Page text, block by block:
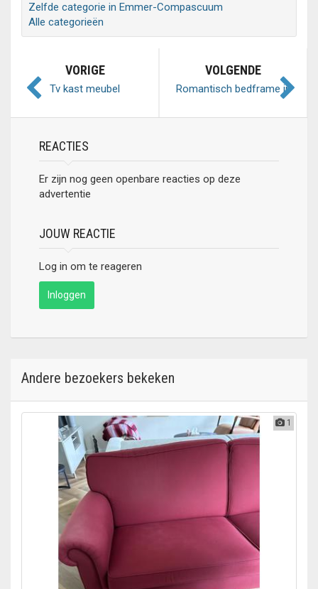
Zelfde categorie in Emmer-Compascuum
Alle categorieën
VORIGE
Tv kast meubel
VOLGENDE
Romantisch bedframe in
90cm
REACTIES
Er zijn nog geen openbare reacties op deze
advertentie
JOUW REACTIE
Log in om te reageren
Inloggen
Andere bezoekers bekeken
1